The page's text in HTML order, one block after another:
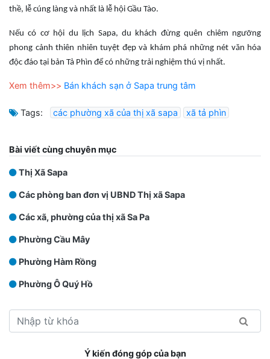
thề, lễ cúng làng và nhất là lễ hội Gầu Tào.
Nếu có cơ hội du lịch Sapa, du khách đừng quên chiêm ngưỡng
phong cảnh thiên nhiên tuyệt đẹp và khám phá những nét văn hóa
độc đáo tại bản Tả Phìn để có những trải nghiệm thú vị nhất.
Xem thêm>> Bán khách sạn ở Sapa trung tâm
Tags: các phường xã của thị xã sapa xã tả phìn
Bài viết cùng chuyên mục
Thị Xã Sapa
Các phòng ban đơn vị UBND Thị xã Sapa
Các xã, phường của thị xã Sa Pa
Phường Cầu Mây
Phường Hàm Rồng
Phường Ô Quý Hồ
Ý kiến đóng góp của bạn